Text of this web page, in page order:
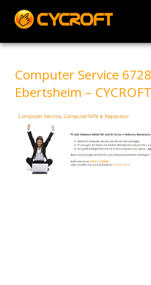
content
Computer Service
Ebertsheim –